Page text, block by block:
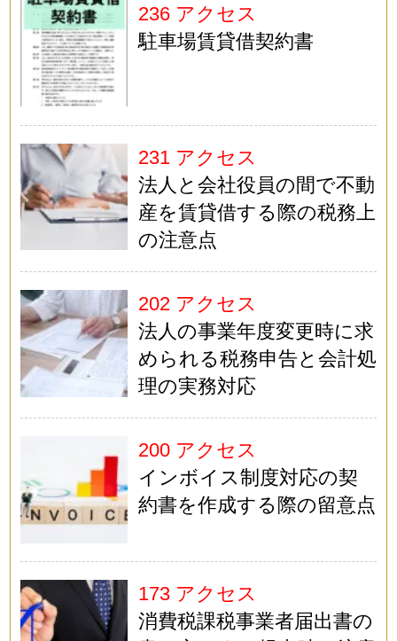
236 アクセス
駐車場賃貸借契約書
231 アクセス
法人と会社役員の間で不動
産を賃貸借する際の税務上
の注意点
202 アクセス
法人の事業年度変更時に求
められる税務申告と会計処
理の実務対応
200 アクセス
インボイス制度対応の契
約書を作成する際の留意点
173 アクセス
消費税課税事業者届出書の